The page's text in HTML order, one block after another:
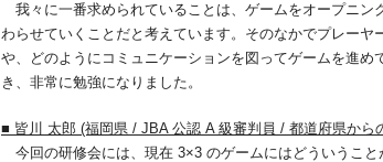
我々に一番求められていることは、ゲームをオープニン
わらせていくことだと考えています。そのなかでプレー
や、どのようにコミュニケーションを図ってゲームを進
き、非常に勉強になりました。
■ 皆川 太郎 (福岡県 / JBA 公認 A 級審判員 / 都道府県から
今回の研修会には、現在 3×3 のゲームにはどういうこ